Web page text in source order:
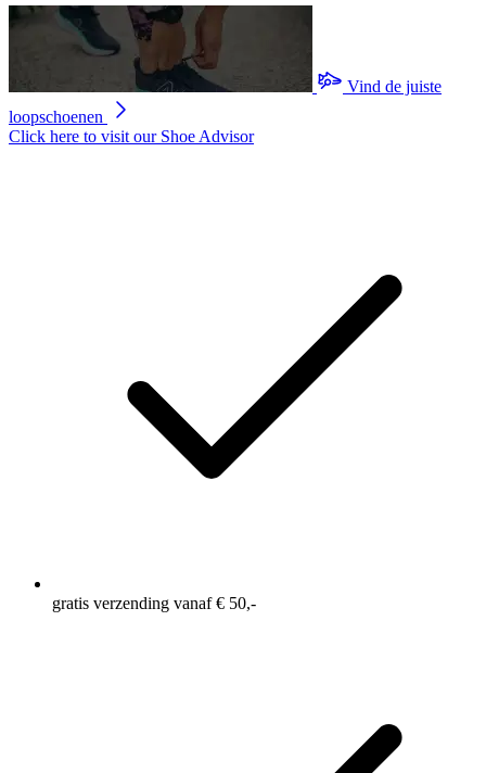
Vind de juiste
loopschoenen
Click here to visit our Shoe Advisor
gratis verzending vanaf € 50,-